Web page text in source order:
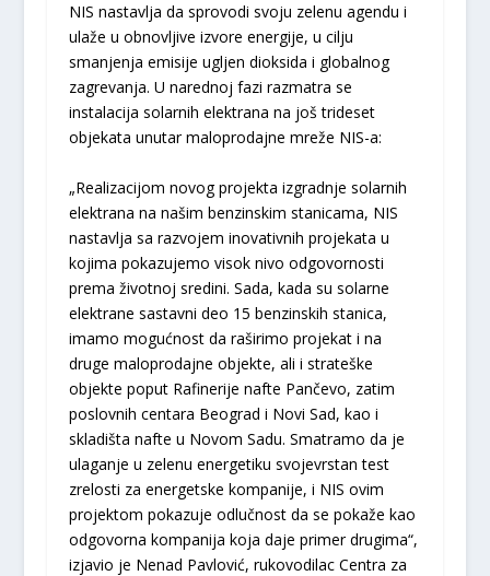
NIS nastavlja da sprovodi svoju zelenu agendu i
ulaže u obnovljive izvore energije, u cilju
smanjenja emisije ugljen dioksida i globalnog
zagrevanja. U narednoj fazi razmatra se
instalacija solarnih elektrana na još trideset
objekata unutar maloprodajne mreže NIS-a:
„Realizacijom novog projekta izgradnje solarnih
elektrana na našim benzinskim stanicama, NIS
nastavlja sa razvojem inovativnih projekata u
kojima pokazujemo visok nivo odgovornosti
prema životnoj sredini. Sada, kada su solarne
elektrane sastavni deo 15 benzinskih stanica,
imamo mogućnost da raširimo projekat i na
druge maloprodajne objekte, ali i strateške
objekte poput Rafinerije nafte Pančevo, zatim
poslovnih centara Beograd i Novi Sad, kao i
skladišta nafte u Novom Sadu. Smatramo da je
ulaganje u zelenu energetiku svojevrstan test
zrelosti za energetske kompanije, i NIS ovim
projektom pokazuje odlučnost da se pokaže kao
odgovorna kompanija koja daje primer drugima“,
izjavio je Nenad Pavlović, rukovodilac Centra za